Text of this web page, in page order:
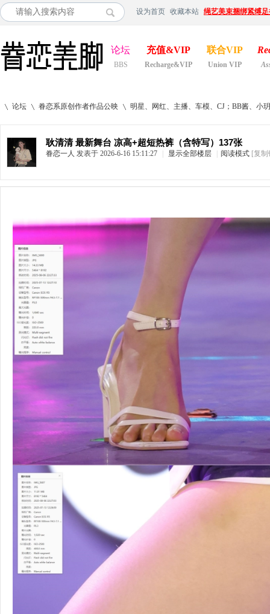
设为首页 收藏本站 绳艺美束捆绑紧缚
论坛
BBS
充值&VIP
Recharge&VIP
联合VIP
Union VIP
论坛
›
眷恋系原创作者作品公映
›
明星、网红、主播、车模、CJ；BB酱、小
耿清清 最新舞台 凉高+超短热裤（含特写）137张
眷恋一人 发表于 2026-6-16 15:11:27 显示全部楼层 阅读模式 [复